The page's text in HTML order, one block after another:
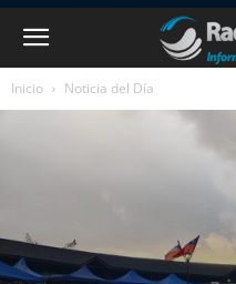
Inicio Noticia del Día